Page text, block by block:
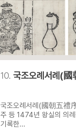
10. 국조오례서례(
국조오례서례(國朝五禮
주 등 1474년 왕실의 의
기록한...